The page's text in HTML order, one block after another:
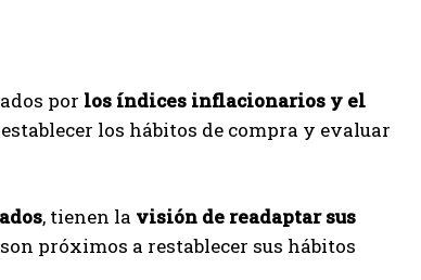
por los índices inflacionarios y el
los hábitos de compra y evaluar
, tienen la visión de readaptar sus
próximos a restablecer sus hábitos